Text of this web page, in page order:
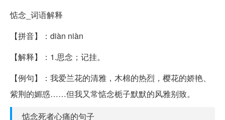
惦念_词语解释
【拼音】：diàn niàn
【解释】：1.思念；记挂。
【例句】：我爱兰花的清雅，木棉的热烈，樱花的娇艳、
紫荆的媚惑……但我又常惦念栀子默默的风雅别致。
惦念死者心痛的句子